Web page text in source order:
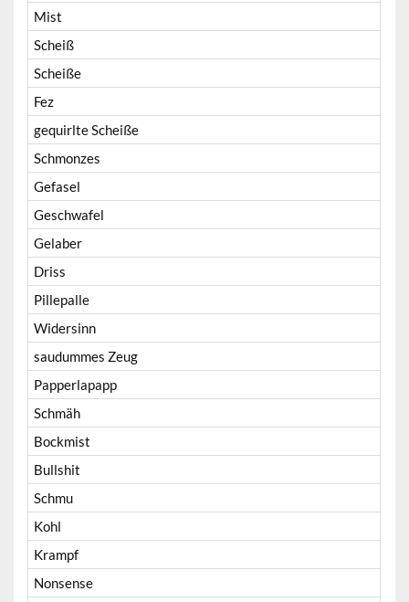
Mist
Scheiß
Scheiße
Fez
gequirlte Scheiße
Schmonzes
Gefasel
Geschwafel
Gelaber
Driss
Pillepalle
Widersinn
saudummes Zeug
Papperlapapp
Schmäh
Bockmist
Bullshit
Schmu
Kohl
Krampf
Nonsense